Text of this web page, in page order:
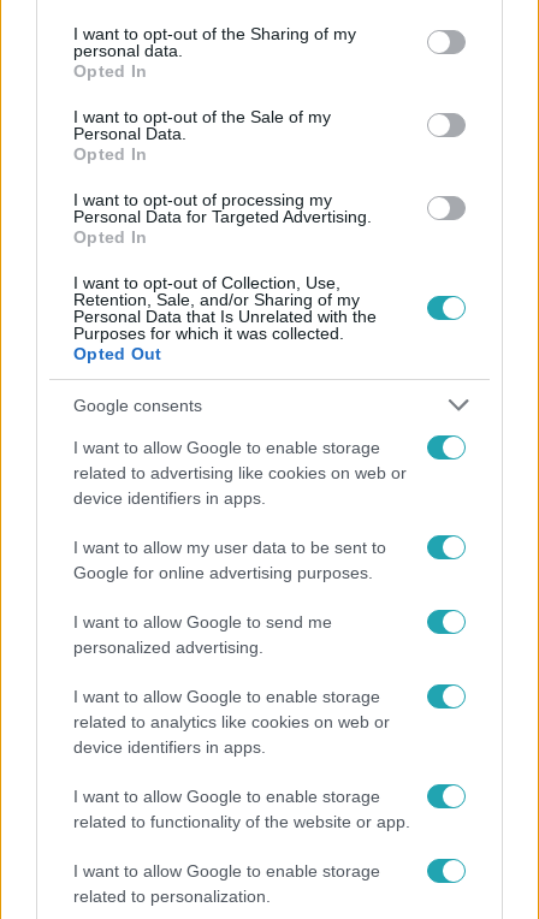
not limited to your visit or usage behaviour. You may click to
grant or deny consent to Google and its third-party tags to
use your data for below specified purposes in below Google
consent section.
I want to opt-out of the Sharing of my
personal data.
Opted In
I want to opt-out of the Sale of my
Personal Data.
Opted In
I want to opt-out of processing my
Personal Data for Targeted Advertising.
Opted In
I want to opt-out of Collection, Use,
Retention, Sale, and/or Sharing of my
Personal Data that Is Unrelated with the
Purposes for which it was collected.
Opted Out
Google consents
I want to allow Google to enable storage
related to advertising like cookies on web or
device identifiers in apps.
I want to allow my user data to be sent to
Google for online advertising purposes.
I want to allow Google to send me
personalized advertising.
I want to allow Google to enable storage
related to analytics like cookies on web or
device identifiers in apps.
I want to allow Google to enable storage
related to functionality of the website or app.
I want to allow Google to enable storage
related to personalization.
Belföld
2022. december 6. 11:08
Üzemanyaghiány Magyarországon: a Mol szerint
beindult a pánikvásárlás
Több töltőállomáson is jelezték: elfogyott a hatósági áras
2022. december 5. 17:39
üzemanyag, hosszú sorokban kellett várakozni
Sok helyen ma is vadászni kellett üzemanyagra, ahol volt,